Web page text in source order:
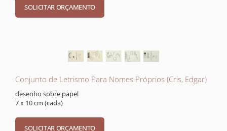
Conjunto de Letrismo Para Nomes Próprios (Cris, Edgar)
desenho sobre papel
7 x 10 cm (cada)